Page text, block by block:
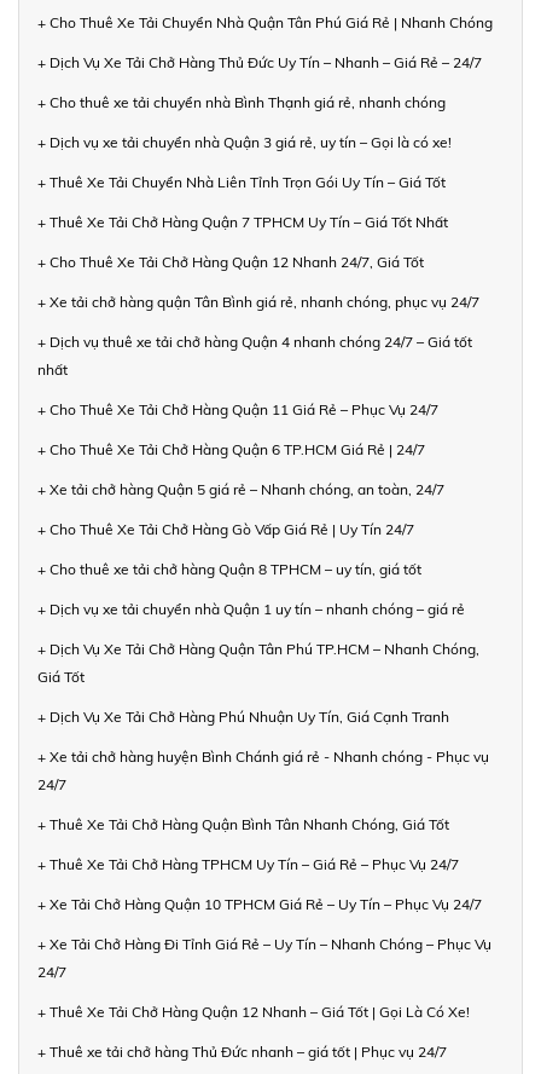
+ Cho Thuê Xe Tải Chuyển Nhà Quận Tân Phú Giá Rẻ | Nhanh Chóng
+ Dịch Vụ Xe Tải Chở Hàng Thủ Đức Uy Tín – Nhanh – Giá Rẻ – 24/7
+ Cho thuê xe tải chuyển nhà Bình Thạnh giá rẻ, nhanh chóng
+ Dịch vụ xe tải chuyển nhà Quận 3 giá rẻ, uy tín – Gọi là có xe!
+ Thuê Xe Tải Chuyển Nhà Liên Tỉnh Trọn Gói Uy Tín – Giá Tốt
+ Thuê Xe Tải Chở Hàng Quận 7 TPHCM Uy Tín – Giá Tốt Nhất
+ Cho Thuê Xe Tải Chở Hàng Quận 12 Nhanh 24/7, Giá Tốt
+ Xe tải chở hàng quận Tân Bình giá rẻ, nhanh chóng, phục vụ 24/7
+ Dịch vụ thuê xe tải chở hàng Quận 4 nhanh chóng 24/7 – Giá tốt
nhất
+ Cho Thuê Xe Tải Chở Hàng Quận 11 Giá Rẻ – Phục Vụ 24/7
+ Cho Thuê Xe Tải Chở Hàng Quận 6 TP.HCM Giá Rẻ | 24/7
+ Xe tải chở hàng Quận 5 giá rẻ – Nhanh chóng, an toàn, 24/7
+ Cho Thuê Xe Tải Chở Hàng Gò Vấp Giá Rẻ | Uy Tín 24/7
+ Cho thuê xe tải chở hàng Quận 8 TPHCM – uy tín, giá tốt
+ Dịch vụ xe tải chuyển nhà Quận 1 uy tín – nhanh chóng – giá rẻ
+ Dịch Vụ Xe Tải Chở Hàng Quận Tân Phú TP.HCM – Nhanh Chóng,
Giá Tốt
+ Dịch Vụ Xe Tải Chở Hàng Phú Nhuận Uy Tín, Giá Cạnh Tranh
+ Xe tải chở hàng huyện Bình Chánh giá rẻ - Nhanh chóng - Phục vụ
24/7
+ Thuê Xe Tải Chở Hàng Quận Bình Tân Nhanh Chóng, Giá Tốt
+ Thuê Xe Tải Chở Hàng TPHCM Uy Tín – Giá Rẻ – Phục Vụ 24/7
+ Xe Tải Chở Hàng Quận 10 TPHCM Giá Rẻ – Uy Tín – Phục Vụ 24/7
+ Xe Tải Chở Hàng Đi Tỉnh Giá Rẻ – Uy Tín – Nhanh Chóng – Phục Vụ
24/7
+ Thuê Xe Tải Chở Hàng Quận 12 Nhanh – Giá Tốt | Gọi Là Có Xe!
+ Thuê xe tải chở hàng Thủ Đức nhanh – giá tốt | Phục vụ 24/7